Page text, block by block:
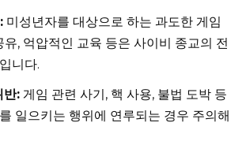
미성년자를 대상으로 하는 과도한 게임
유, 억압적인 교육 등은 사이비 종교의 전
니다.
반: 게임 관련 사기, 핵 사용, 불법 도박 등
일으키는 행위에 연루되는 경우 주의해